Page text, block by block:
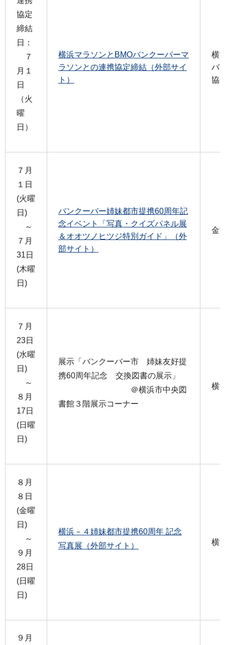
協定
締結
日：
７
月１
日
（火
曜
日）
横浜マラソンとBMOバンクーバーマ
ラソンとの連携協定締結（外部サイ
ト）
横
バ
協
７月
１日
(火曜
日)
～
７月
31日
(木曜
日)
バンクーバー姉妹都市提携60周年記
念イベント「写真・クイズパネル展
＆オオツノヒツジ特別ガイド」（外
部サイト）
金
７月
23日
(水曜
日)
～
８月
17日
(日曜
日)
展示「バンクーバー市 姉妹友好提
携60周年記念 交換図書の展示」
＠横浜市中央図
書館３階展示コーナー
横
８月
８日
(金曜
日)
～
９月
28日
(日曜
日)
横浜－４姉妹都市提携60周年 記念
写真展（外部サイト）
横
９月